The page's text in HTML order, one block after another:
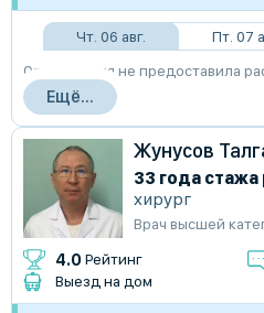
Чт. 06 авг. Пт. 07
Организация не предоставила
Ещё...
Жунусов
33 года
хирург
Врач высшей
4.0 Рейтинг
Выезд на дом